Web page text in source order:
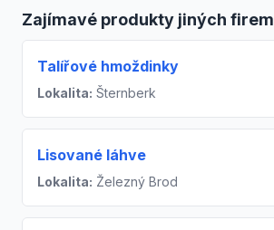
Zajímavé produkty jiných firem
Talířové hmoždinky
Lokalita: Šternberk
Lisované láhve
Lokalita: Železný Brod